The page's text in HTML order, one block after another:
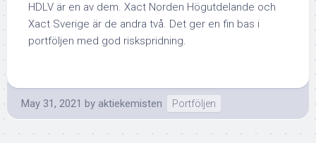
HDLV är en av dem. Xact Norden Högutdelande och
Xact Sverige är de andra två. Det ger en fin bas i
portföljen med god riskspridning.
May 31, 2021 by aktiekemisten Portföljen